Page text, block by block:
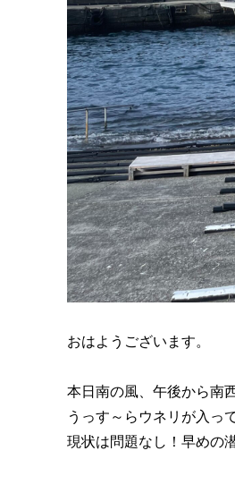
おはようございます。
本日南の風、午後から南
うっす～らウネリが入っ
現状は問題なし！早めの